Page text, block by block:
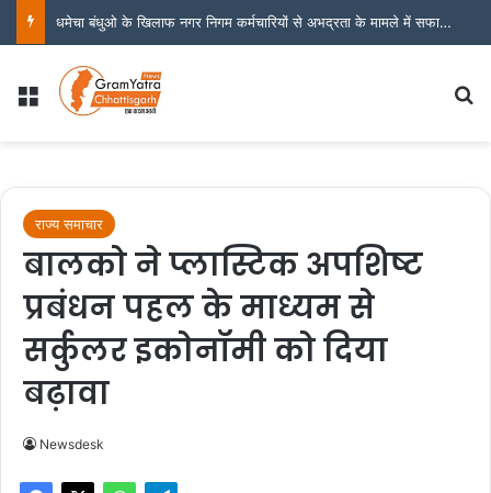
ग्राम यात्रा छत्तीसगढ़ न्यूज़ नेटवर्क की जनहित मुहिम का असर?
Menu
राज्य समाचार
बालको ने प्लास्टिक अपशिष्ट
प्रबंधन पहल के माध्यम से
सर्कुलर इकोनॉमी को दिया
बढ़ावा
Newsdesk